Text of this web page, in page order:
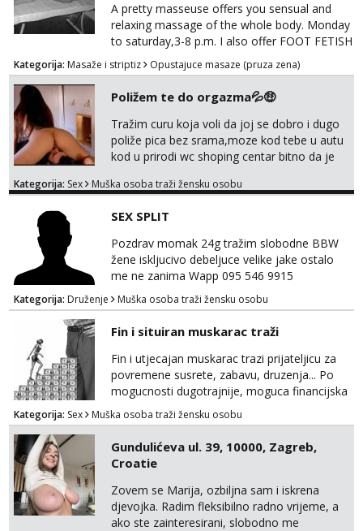
A pretty masseuse offers you sensual and
relaxing massage of the whole body. Monday
to saturday,3-8 p.m. I also offer FOOT FETISH
for lovers of beautiful feets👣👠👡👢 Calls
only,no messages! *NO SEX *PRIORITY IS
GIVEN TO REGULAR CLIENTS
Kategorija: Masaže i striptiz Opustajuce masaze (pruza zena)
Poližem te do orgazma💦🤑
Tražim curu koja voli da joj se dobro i dugo
poliže pica bez srama,moze kod tebe u autu
kod u prirodi wc shoping centar bitno da je
jer nisam solo. Zgodan sam i diskretan,sliku
za brz dogovor Kontakt 0958759047
Kategorija: Sex Muška osoba traži žensku osobu
SEX SPLIT
Pozdrav momak 24g tražim slobodne BBW
žene iskljucivo debeljuce velike jake ostalo
me ne zanima Wapp 095 546 9915
Kategorija: Druženje Muška osoba traži žensku osobu
Fin i situiran muskarac traži
Fin i utjecajan muskarac trazi prijateljicu za
povremene susrete, zabavu, druzenja... Po
mogucnosti dugotrajnije, moguca financijska
potpora!
Kategorija: Sex Muška osoba traži žensku osobu
Gundulićeva ul. 39, 10000, Zagreb,
Croatie
Zovem se Marija, ozbiljna sam i iskrena
djevojka. Radim fleksibilno radno vrijeme, a
ako ste zainteresirani, slobodno me